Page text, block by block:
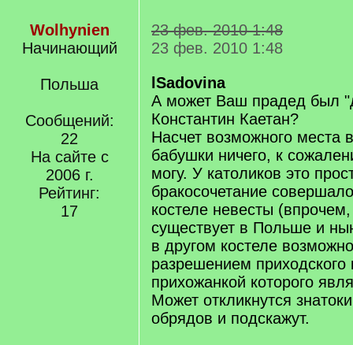
Wolhynien
Начинающий
Польша
Сообщений:
22
На сайте с
2006 г.
Рейтинг:
17
23 фев. 2010 1:48
23 фев. 2010 1:48
lSadovina
А может Ваш прадед был
Константин Каетан?
Насчет возможного места
бабушки ничего, к
могу. У католиков это
бракосочетание
костеле невесты
существует в Польше и
в другом костеле
разрешением приходского
прихожанкой которого
Может откликнутся
обрядов и подскажут.